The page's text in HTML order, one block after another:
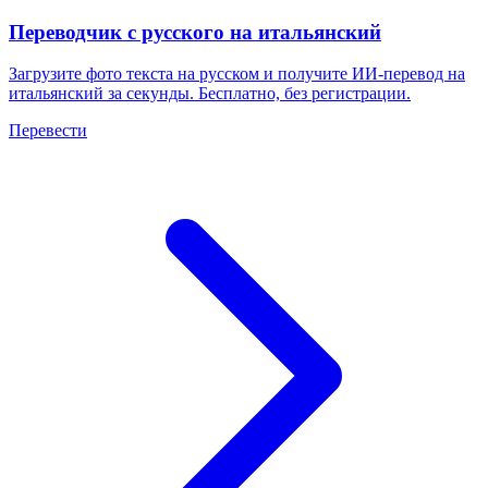
Переводчик с русского на итальянский
Загрузите фото текста на русском и получите ИИ-перевод на
итальянский за секунды. Бесплатно, без регистрации.
Перевести